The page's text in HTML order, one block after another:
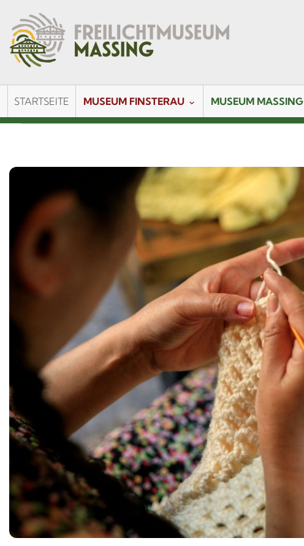
STARTSEITE MUSEUM FINSTERAU MUSEUM MASSING